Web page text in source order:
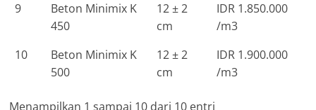
9
Beton Minimix K
450
12 ± 2
cm
IDR 1.850.000
/m3
10
Beton Minimix K
500
12 ± 2
cm
IDR 1.900.000
/m3
Menampilkan 1 sampai 10 dari 10 entri